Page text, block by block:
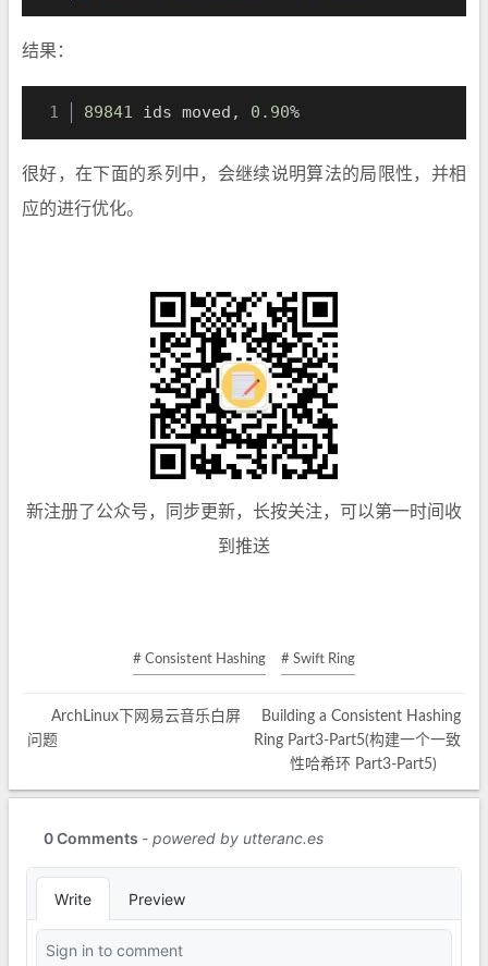
结果：
89841 ids moved, 0.90%
很好，在下面的系列中，会继续说明算法的局限性，并相
应的进行优化。
新注册了公众号，同步更新，长按关注，可以第一时间收
到推送
# Consistent Hashing # Swift Ring
ArchLinux下网易云音乐白屏
问题
Building a Consistent Hashing
Ring Part3-Part5(构建一个一致
性哈希环 Part3-Part5)